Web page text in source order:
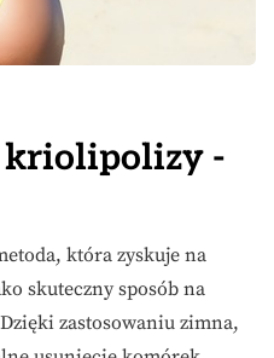
kriolipolizy -
która zyskuje na
skuteczny sposób na
zastosowaniu zimna,